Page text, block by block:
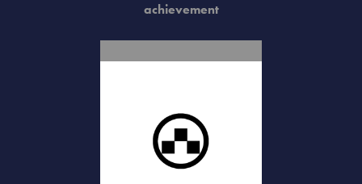
achievement